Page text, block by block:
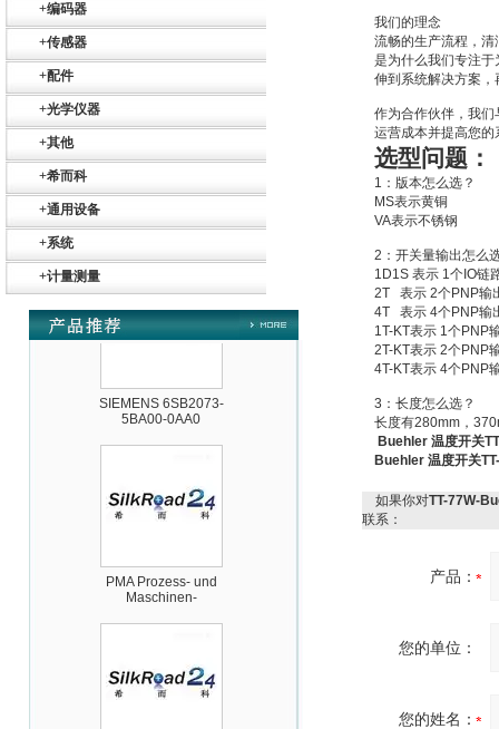
+编码器
+传感器
+配件
+光学仪器
+其他
+希而科
+通用设备
+系统
+计量测量
德国HBM
SIEMENS 6SB2073-
5BA00-0AA0
PMA Prozess- und
Maschinen-
Automation GmbH
我们的理念
流畅的生产流程，
是为什么我们专注
伸到系统解决方案
作为合作伙伴，我
运营成本并提高您
选型问题：
1 ：版本怎么选？
MS表示黄铜
VA表示不锈钢
2 ：开关量输出怎么
1D1S 表示 1个 IO链
2T
表示 2个PNP输
4T
表示 4个PNP输
1T-KT表示 1个PNP
2T-KT表示 2个PNP
4T-KT表示 4个PNP
3 ：长度怎么选？
长度有280mm ，
Buehler 温度开关
Buehler 温度开关
如果你对TT-77W-
联系：
产品：
您的单位：
您的姓名：